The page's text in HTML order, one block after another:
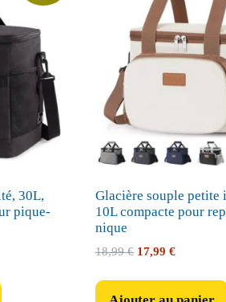
30L,
pique-
Glacière souple petite
10L compacte pour
nique
18,99€ Le
17,99 €Le